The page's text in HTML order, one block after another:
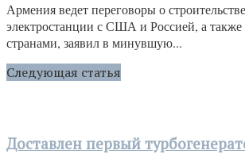
Армения ведет переговоры о
электростанции с США и Россией, а также
странами, заявил в минувшую...
Следующая статья
Доставлен первый